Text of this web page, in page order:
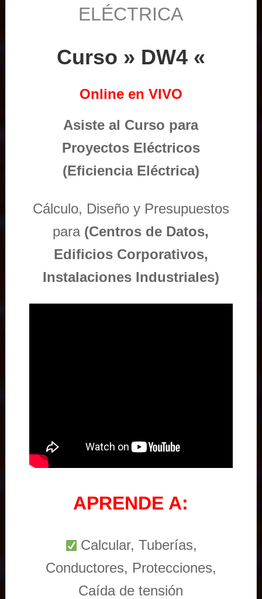
ELÉCTRICA
Curso » DW4 «
Online en VIVO
Asiste al Curso para
Proyectos Eléctricos
(Eficiencia Eléctrica)
Cálculo, Diseño y Presupuestos
para (Centros de Datos,
Edificios Corporativos,
Instalaciones Industriales)
APRENDE A:
Calcular, Tuberías,
Conductores, Protecciones,
Caída de tensión